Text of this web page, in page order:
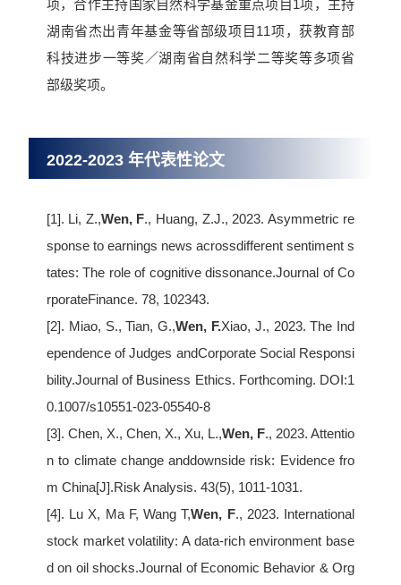
项，合作主持国家自然科学基金重点项目1项，主持
湖南省杰出青年基金等省部级项目11项，获教育部
科技进步一等奖／湖南省自然科学二等奖等多项省
部级奖项。
2022-2023 年代表性论文
[1]. Li, Z.,Wen, F., Huang, Z.J., 2023. Asymmetric re
sponse to earnings news acrossdifferent sentiment s
tates: The role of cognitive dissonance.Journal of Co
rporateFinance. 78, 102343.
[2]. Miao, S., Tian, G.,Wen, F.Xiao, J., 2023. The Ind
ependence of Judges andCorporate Social Responsi
bility.Journal of Business Ethics. Forthcoming. DOI:1
0.1007/s10551-023-05540-8
[3]. Chen, X., Chen, X., Xu, L.,Wen, F., 2023. Attentio
n to climate change anddownside risk: Evidence fro
m China[J].Risk Analysis. 43(5), 1011-1031.
[4]. Lu X, Ma F, Wang T,Wen, F., 2023. International
stock market volatility: A data-rich environment base
d on oil shocks.Journal of Economic Behavior & Org